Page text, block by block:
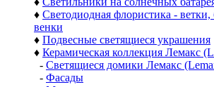
♦ Светодиодная флористика -
венки
♦ Подвесные светящиеся украшения
♦ Керамическая коллекция Лемакс
- Светящиеся домики Лемакс
- Фасады